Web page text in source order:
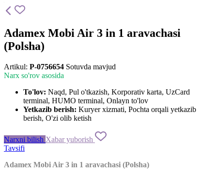
Adamex Mobi Air 3 in 1 aravachasi
(Polsha)
Artikul: P-0756654 Sotuvda mavjud
Narx so'rov asosida
To'lov: Naqd, Pul o'tkazish, Korporativ karta, UzCard
terminal, HUMO terminal, Onlayn to'lov
Yetkazib berish: Kuryer xizmati, Pochta orqali yetkazib
berish, O'zi olib ketish
Narxni bilish Xabar yuborish
Tavsifi
Adamex Mobi Air 3 in 1 aravachasi (Polsha)